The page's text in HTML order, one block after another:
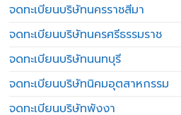
จดทะเบียนบริษัทนครราชสีมา
จดทะเบียนบริษัทนครศรีธรรมราช
จดทะเบียนบริษัทนนทบุรี
จดทะเบียนบริษัทนิคมอุตสาหกรรม
จดทะเบียนบริษัทพังงา